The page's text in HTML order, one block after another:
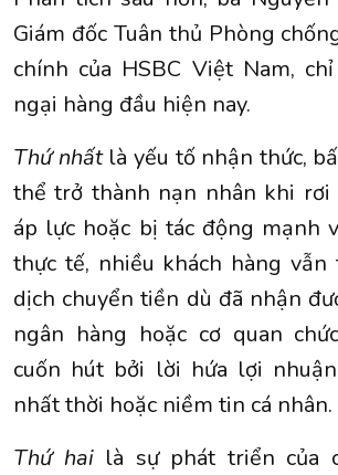
Giám đốc Tuân thủ Phòng
chính của HSBC Việt Nam,
ngại hàng đầu hiện nay.
Thứ nhấtlà yếu tố nhận thức,
thể trở thành nạn nhân khi rơi
áp lực hoặc bị tác động mạnh
thực tế, nhiều khách hàng vẫn
dịch chuyển tiền dù đã nhận
ngân hàng hoặc cơ quan
cuốn hút bởi lời hứa lợi
nhất thời hoặc niềm tin cá nhân.
Thứ hai là sự phát triển của